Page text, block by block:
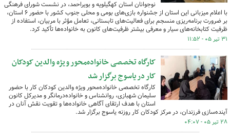
نوجوانان استان کهگیلویه و بویراحمد، در نشست شورای فرهنگی
با اعلام میزبانی این استان از جشنواره بازی‌های بومی و محلی جنوب کشور با حضور ۶ استان،
بر ضرورت برنامه‌ریزی منسجم برای فعالیت‌های تابستانی، تعامل مؤثر با مربیان، استفاده از
ظرفیت کتابخانه‌های سیار و معرفی بیشتر ظرفیت‌های کانون به خانواده‌ها تأکید کرد.
۳۱ تیر ۰۵ - ۱۱:۵۲
کارگاه تخصصی خانواده‌محور ویژه والدین کودکان
کار در یاسوج برگزار شد
کارگاه تخصصی خانواده‌محور ویژه والدین کودکان کار با حضور
سلیمان شهبازی، روانشناس و خانواده‌درمانگر و مدیرکل کانون
استان با هدف ارتقای آگاهی خانواده‌ها و تقویت نقش آنان در
آینده‌سازی فرزندان، در مرکز کودکان کار روزنه یاسوج برگزار شد.
۲۸ تیر ۰۵ - ۰۴:۰۷